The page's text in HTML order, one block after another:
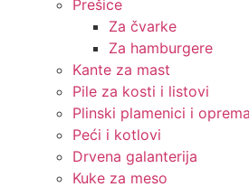
Prešice
Za čvarke
Za hamburgere
Kante za mast
Pile za kosti i listovi
Plinski plamenici i oprema
Peći i kotlovi
Drvena galanterija
Kuke za meso